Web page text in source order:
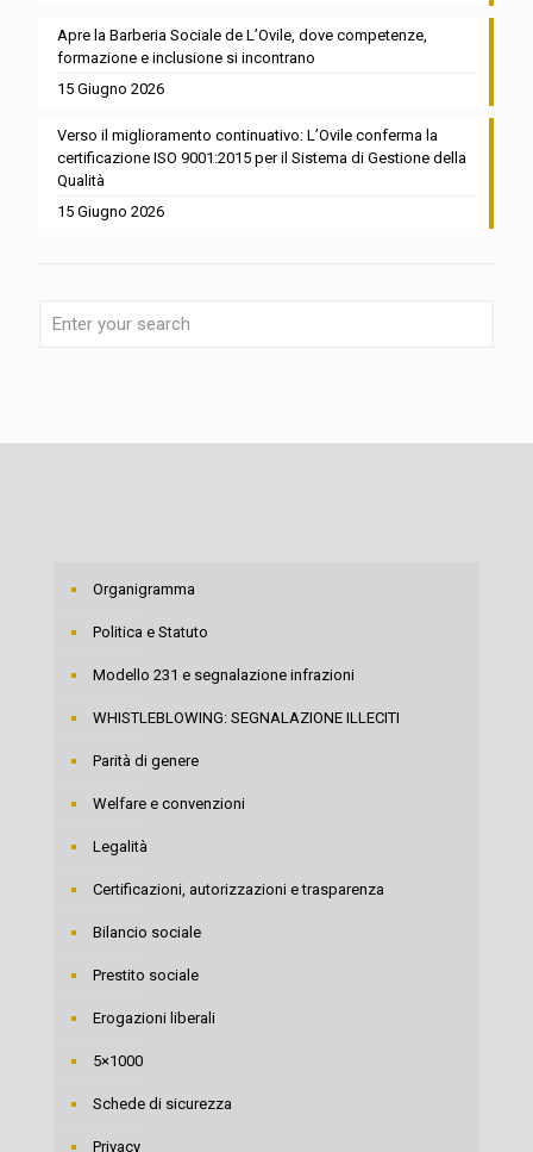
Apre la Barberia Sociale de L’Ovile, dove competenze,
formazione e inclusione si incontrano
15 Giugno 2026
Verso il miglioramento continuativo: L’Ovile conferma la
certificazione ISO 9001:2015 per il Sistema di Gestione della
Qualità
15 Giugno 2026
Organigramma
Politica e Statuto
Modello 231 e segnalazione infrazioni
WHISTLEBLOWING: SEGNALAZIONE ILLECITI
Parità di genere
Welfare e convenzioni
Legalità
Certificazioni, autorizzazioni e trasparenza
Bilancio sociale
Prestito sociale
Erogazioni liberali
5×1000
Schede di sicurezza
Privacy